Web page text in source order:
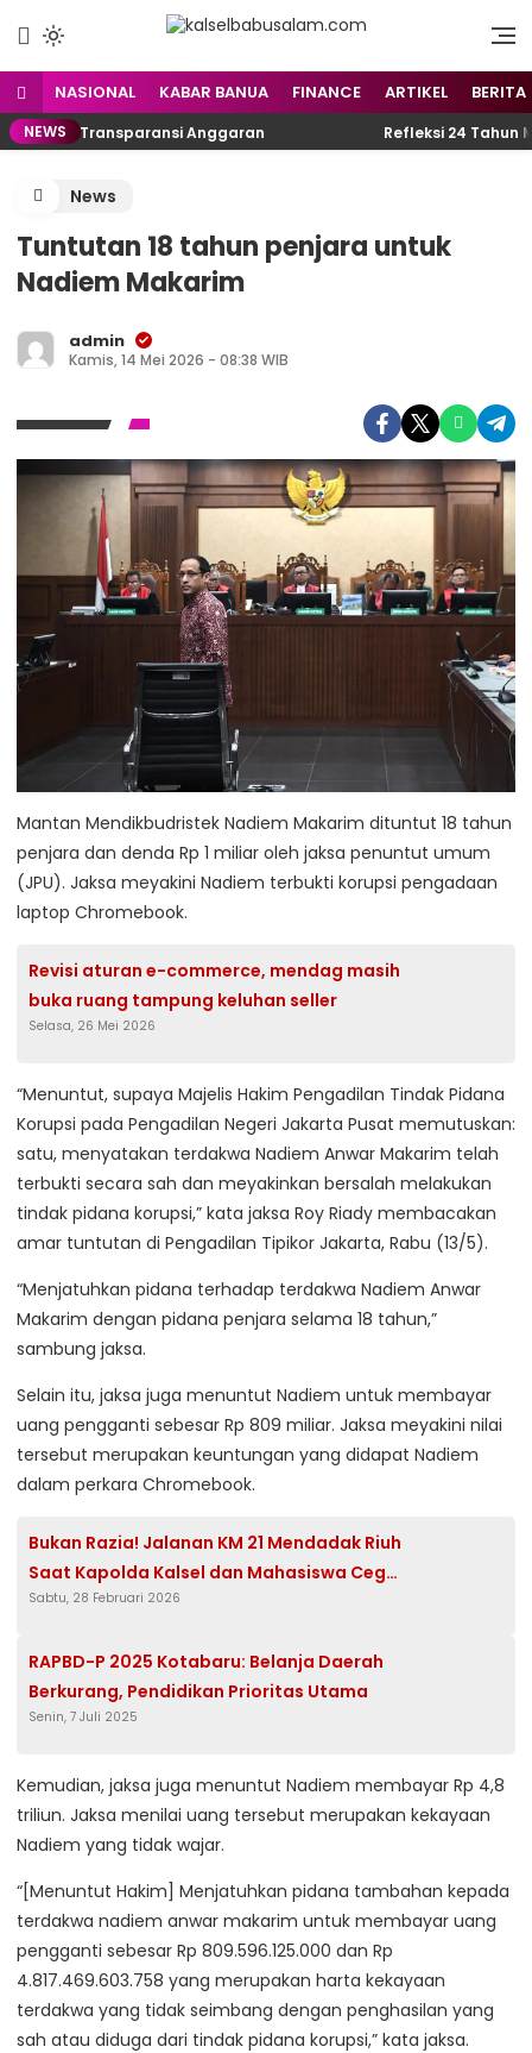
NASIONAL KABAR BANUA FINANCE ARTIKEL BERITA
NEWS
Transparansi Anggaran Refleksi 24 Tahun Murung
News
Tuntutan 18 tahun penjara untuk
Nadiem Makarim
admin
Kamis, 14 Mei 2026 - 08:38 WIB
Mantan Mendikbudristek Nadiem Makarim dituntut 18 tahun
penjara dan denda Rp 1 miliar oleh jaksa penuntut umum
(JPU). Jaksa meyakini Nadiem terbukti korupsi pengadaan
laptop Chromebook.
Revisi aturan e-commerce, mendag masih
buka ruang tampung keluhan seller
Selasa, 26 Mei 2026
“Menuntut, supaya Majelis Hakim Pengadilan Tindak Pidana
Korupsi pada Pengadilan Negeri Jakarta Pusat memutuskan:
satu, menyatakan terdakwa Nadiem Anwar Makarim telah
terbukti secara sah dan meyakinkan bersalah melakukan
tindak pidana korupsi,” kata jaksa Roy Riady membacakan
amar tuntutan di Pengadilan Tipikor Jakarta, Rabu (13/5).
“Menjatuhkan pidana terhadap terdakwa Nadiem Anwar
Makarim dengan pidana penjara selama 18 tahun,”
sambung jaksa.
Selain itu, jaksa juga menuntut Nadiem untuk membayar
uang pengganti sebesar Rp 809 miliar. Jaksa meyakini nilai
tersebut merupakan keuntungan yang didapat Nadiem
dalam perkara Chromebook.
Bukan Razia! Jalanan KM 21 Mendadak Riuh
Saat Kapolda Kalsel dan Mahasiswa Cegat
Ojol demi Berbagi Takjil”
Sabtu, 28 Februari 2026
RAPBD-P 2025 Kotabaru: Belanja Daerah
Berkurang, Pendidikan Prioritas Utama
Senin, 7 Juli 2025
Kemudian, jaksa juga menuntut Nadiem membayar Rp 4,8
triliun. Jaksa menilai uang tersebut merupakan kekayaan
Nadiem yang tidak wajar.
“[Menuntut Hakim] Menjatuhkan pidana tambahan kepada
terdakwa nadiem anwar makarim untuk membayar uang
pengganti sebesar Rp 809.596.125.000 dan Rp
4.817.469.603.758 yang merupakan harta kekayaan
terdakwa yang tidak seimbang dengan penghasilan yang
sah atau diduga dari tindak pidana korupsi,” kata jaksa.